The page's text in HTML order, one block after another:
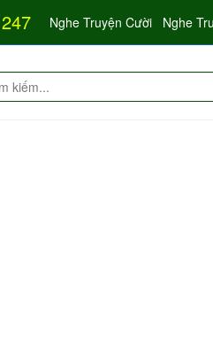
Nghe Truyện Cười Nghe